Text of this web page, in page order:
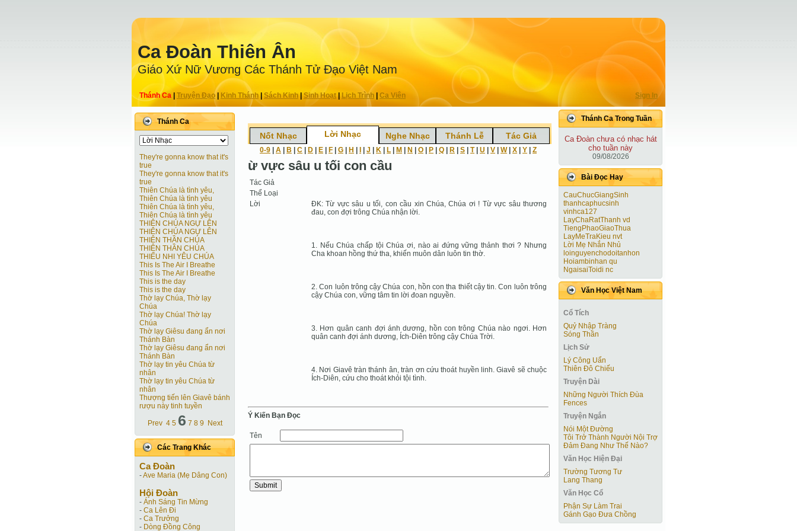
Ca Ðoàn Thiên Ân
Giáo Xứ Nữ Vương Các Thánh Tử Ðạo Việt Nam
Thánh Ca Truyện Ðạo| Kinh Thánh Sách Kinh|Sinh Hoạt| Lịch Trình Ca Viên Sign In
Thánh Ca
They're gonna know that it's
true
They're gonna know that it's
true
Thiên Chúa là tình yêu,
Thiên Chúa là tình yêu
Thiên Chúa là tình yêu,
Thiên Chúa là tình yêu
THIÊN CHÚA NGỰ LÊN
THIÊN CHÚA NGỰ LÊN
THIÊN THẦN CHÚA
THIÊN THẦN CHÚA
THIẾU NHI YÊU CHÚA
This Is The Air I Breathe
This Is The Air I Breathe
This is the day
This is the day
Thờ lạy Chúa, Thờ lạy
Chúa
Thờ lạy Chúa! Thờ lạy
Chúa
Thờ lạy Giêsu đang ẩn nơi
Thánh Bàn
Thờ lạy Giêsu đang ẩn nơi
Thánh Bàn
Thờ lạy tin yêu Chúa từ
nhân
Thờ lạy tin yêu Chúa từ
nhân
Thượng tiến lên Giavê bánh
rượu này tinh tuyền
Prev 4 5 6 7 8 9 Next
Các Trang Khác
Ca Ðoàn
-Ave Maria (Mẹ Dâng Con)
Hội Ðoàn
- Ánh Sáng Tin Mừng
- Ca Lên Đi
- Ca Trưởng
- Dòng Đồng Công
Nốt Nhạc Lời Nhạc Nghe Nhạc Thánh Lễ Tác Giả
0-9 A B C D E F G H J K L M N O P Q R S T| U V W| X Y Z
ừ vực sâu u tối con cầu
Tác Giả
Thể Loại
Lời
ÐK: Từ vực sâu u tối, con cầu xin Chúa, Chúa ơi ! Từ vực sâu thương
đau, con đợi trông Chúa nhận lời.
1. Nếu Chúa chấp tội Chúa ơi, nào ai đứng vững thảnh thơi ? Nhưng
Cha khoan hồng thứ tha, khiến muôn dân luôn tin thờ.
2. Con luôn trông cậy Chúa con, hồn con tha thiết cậy tin. Con luôn trông
cậy Chúa con, vững tâm tin lời đoan nguyền.
3. Hơn quân canh đợi ánh dương, hồn con trông Chúa nào ngơi. Hơn
quân canh đợi ánh dương, Ích-Diên trông cậy Chúa Trời.
4. Nơi Giavê tràn thánh ân, tràn ơn cứu thoát huyền linh. Giavê sẽ chuộc
Ích-Diên, cứu cho thoát khỏi tội tình.
Ý Kiến Bạn Ðọc
Tên
Thánh Ca Trong Tuần
Ca Ðoàn chưa có nhạc hát
cho tuần này
09/08/2026
Bài Ðọc Hay
CauChucGiangSinh
thanhcaphucsinh
vinhca127
LayChaRatThanh vd
TiengPhaoGiaoThua
LayMeTraKieu nvt
Lời Mẹ Nhắn Nhủ
loinguyenchodoitanhon
Hoiambinhan qu
NgaisaiToidi nc
Văn Học Việt Nam
Cổ Tích
Quỷ Nhập Tràng
Sóng Thần
Lịch Sử
Lý Công Uẩn
Thiên Đô Chiếu
Truyện Dài
Những Người Thích Đùa
Fences
Truyện Ngắn
Nói Một Ðường
Tôi Trở Thành Người Nội Trợ
Ðảm Ðang Như Thế Nào?
Văn Học Hiện Ðại
Trường Tương Tư
Lang Thang
Văn Học Cổ
Phận Sự Làm Trai
Gánh Gạo Đưa Chồng